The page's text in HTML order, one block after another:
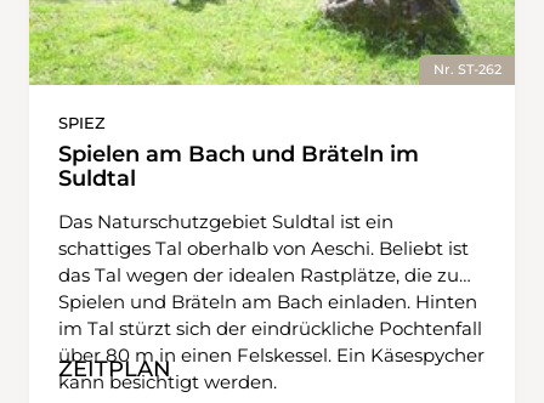
Nr. ST-262
SPIEZ
Spielen am Bach und Bräteln im
Suldtal
Das Naturschutzgebiet Suldtal ist ein
schattiges Tal oberhalb von Aeschi. Beliebt ist
das Tal wegen der idealen Rastplätze, die zum
Spielen und Bräteln am Bach einladen. Hinten
im Tal stürzt sich der eindrückliche Pochtenfall
über 80 m in einen Felskessel. Ein Käsespycher
kann besichtigt werden.
ZEITPLAN